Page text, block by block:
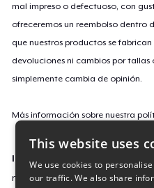
mal impreso o defectuoso, con
ofreceremos un reembolso dentro
que nuestros productos se
devoluciones ni cambios por tallas
simplemente cambia de opinión.
Más información sobre nuestra
ID de campaña
new-year-still-grateful-tee
This website uses
We use cookies to
our traffic. We also share